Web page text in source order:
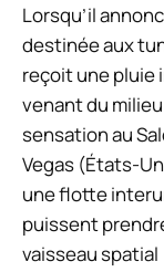
Lorsqu’il
destinée aux
reçoit une pluie
venant du
sensation au
Vegas (États-
une flotte
puissent
vaisseau spatial